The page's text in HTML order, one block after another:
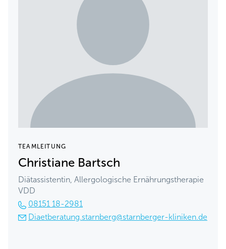
TEAMLEITUNG
Christiane Bartsch
Diätassistentin, Allergologische Ernährungstherapie
VDD
08151 18-2981
Diaetberatung.starnberg@starnberger-kliniken.de